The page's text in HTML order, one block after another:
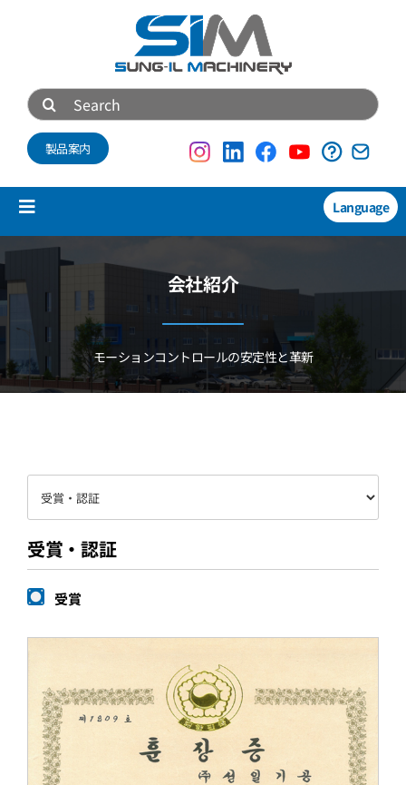
Search
for:
製品案内
Toggle
Navigation
製品紹介
New
技術資料
会社概要
Language
会社紹介
モーションコントロールの安定性と革新
受賞・認証
受賞